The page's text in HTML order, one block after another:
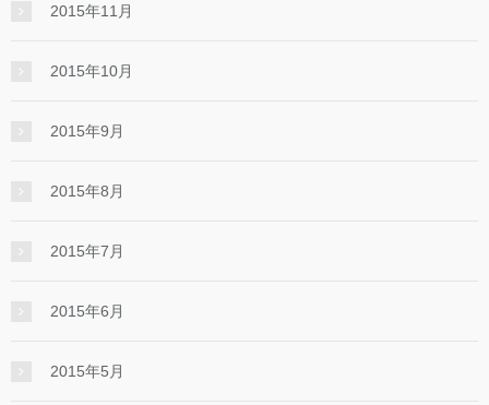
2015年11月
2015年10月
2015年9月
2015年8月
2015年7月
2015年6月
2015年5月